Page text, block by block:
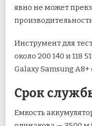
явно не может
Инструмент для
около 200 140 и 118
Galaxy Samsung A8+
Срок
Емкость